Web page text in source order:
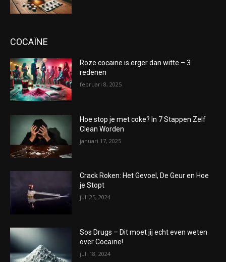
COCAÏNE
Roze cocaine is erger dan witte – 3
redenen
februari 8, 2025
Hoe stop je met coke? In 7 Stappen Zelf
Clean Worden
januari 17, 2025
Crack Roken: Het Gevoel, De Geur en Hoe
je Stopt
juli 25, 2024
Sos Drugs – Dit moet jij echt even weten
over Cocaïne!
juli 18, 2024